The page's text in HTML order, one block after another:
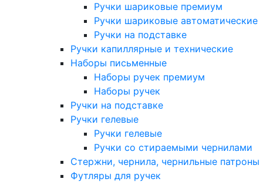
Ручки шариковые премиум
Ручки шариковые автоматические
Ручки на подставке
Ручки капиллярные и технические
Наборы письменные
Наборы ручек премиум
Наборы ручек
Ручки на подставке
Ручки гелевые
Ручки гелевые
Ручки со стираемыми чернилами
Стержни, чернила, чернильные патроны
Футляры для ручек